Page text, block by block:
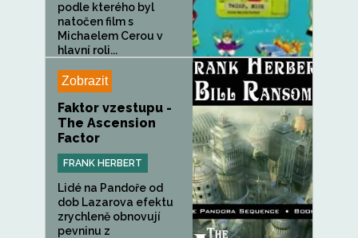
podle kterého byl
natočen film s
Michaelem Cerou v
hlavní roli...
Zobrazit
Faktor vzestupu -
The Ascension
Factor
FRANK HERBERT
Lidé na Pandoře od
dob Lazarova efektu
zrychleně obnovují
pevninu z